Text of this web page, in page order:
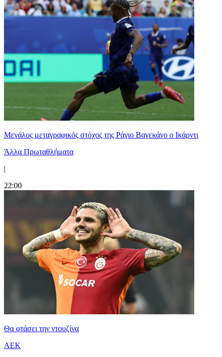
Μεγάλος μεταγραφικός στόχος της Ράγιο Βαγεκάνο ο Ικάρντι
Άλλα Πρωταθλήματα
|
22:00
Θα φτάσει την ντουζίνα
ΑΕΚ